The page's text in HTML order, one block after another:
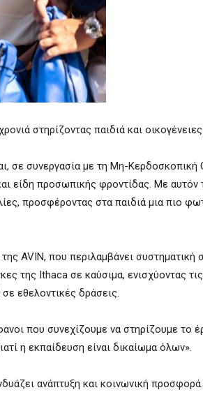
στηρίζοντας παιδιά και
σε συνεργασία με τη Μη-
είδη προσωπικής φροντίδας. Με αυτόν
προσφέροντας στα παιδιά μια πιο
AVIN, που περιλαμβάνει συστηματική
της Ithaca σε καύσιμα, ενισχύοντας
εθελοντικές δράσεις.
που συνεχίζουμε να στηρίζουμε το
η εκπαίδευση είναι δικαίωμα όλων».
ανάπτυξη και κοινωνική προσφορά.